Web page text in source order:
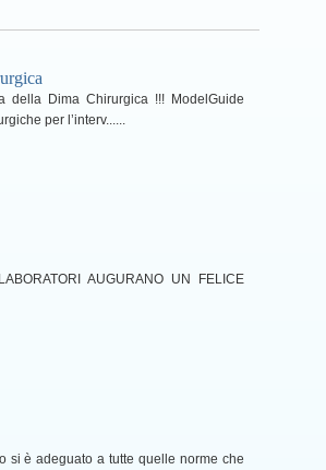
della Dima Chirurgica !!! ModelGuide
per l’interv......
AUGURANO UN FELICE
si è adeguato a tutte quelle norme che